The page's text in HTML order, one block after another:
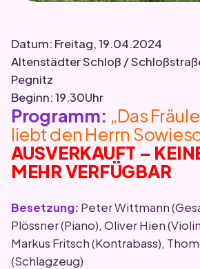
Datum: Freitag, 19.04.2024
Altenstädter Schloß /
Pegnitz
Beginn: 19.30Uhr
Programm: „Das
liebt den Herrn
AUSVERKAUFT –
MEHR VERFÜGBAR
Besetzung: Peter Wittmann
Plössner (Piano), Oliver Hien
Markus Fritsch (Kontrabass),
(Schlagzeug)